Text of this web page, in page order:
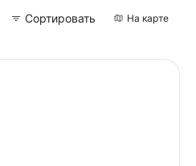
Сортировать На карте